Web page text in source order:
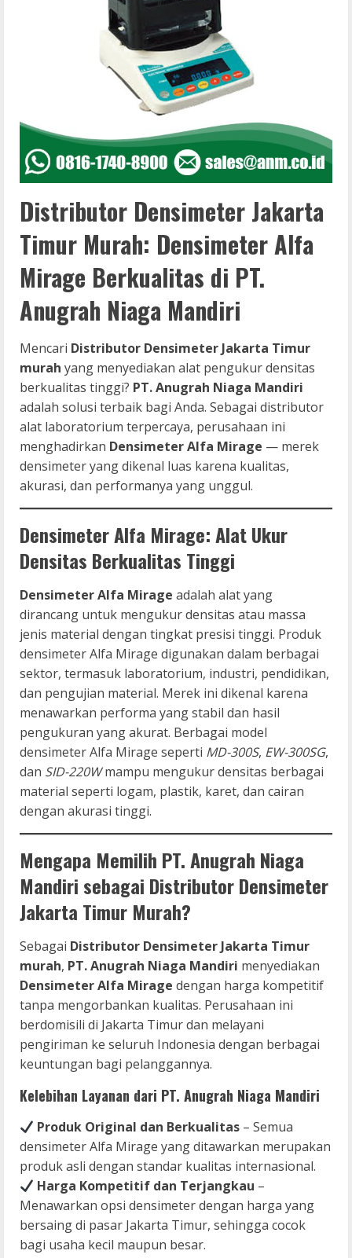
Distributor Densimeter Jakarta
Timur Murah: Densimeter Alfa
Mirage Berkualitas di PT.
Anugrah Niaga Mandiri
Mencari Distributor Densimeter Jakarta Timur
murah yang menyediakan alat pengukur densitas
berkualitas tinggi? PT. Anugrah Niaga Mandiri
adalah solusi terbaik bagi Anda. Sebagai distributor
alat laboratorium terpercaya, perusahaan ini
menghadirkan Densimeter Alfa Mirage — merek
densimeter yang dikenal luas karena kualitas,
akurasi, dan performanya yang unggul.
Densimeter Alfa Mirage: Alat Ukur
Densitas Berkualitas Tinggi
Densimeter Alfa Mirage adalah alat yang
dirancang untuk mengukur densitas atau massa
jenis material dengan tingkat presisi tinggi. Produk
densimeter Alfa Mirage digunakan dalam berbagai
sektor, termasuk laboratorium, industri, pendidikan,
dan pengujian material. Merek ini dikenal karena
menawarkan performa yang stabil dan hasil
pengukuran yang akurat. Berbagai model
densimeter Alfa Mirage seperti MD-300S, EW-300SG,
dan SID-220Wmampu mengukur densitas berbagai
material seperti logam, plastik, karet, dan cairan
dengan akurasi tinggi.
Mengapa Memilih PT. Anugrah Niaga
Mandiri sebagai Distributor Densimeter
Jakarta Timur Murah?
Sebagai Distributor Densimeter Jakarta Timur
murah, PT. Anugrah Niaga Mandiri menyediakan
Densimeter Alfa Mirage dengan harga kompetitif
tanpa mengorbankan kualitas. Perusahaan ini
berdomisili di Jakarta Timur dan melayani
pengiriman ke seluruh Indonesia dengan berbagai
keuntungan bagi pelanggannya.
Kelebihan Layanan dari PT. Anugrah Niaga Mandiri
Produk Original dan Berkualitas – Semua
densimeter Alfa Mirage yang ditawarkan merupakan
produk asli dengan standar kualitas internasional.
Harga Kompetitif dan Terjangkau –
Menawarkan opsi densimeter dengan harga yang
bersaing di pasar Jakarta Timur, sehingga cocok
bagi usaha kecil maupun besar.